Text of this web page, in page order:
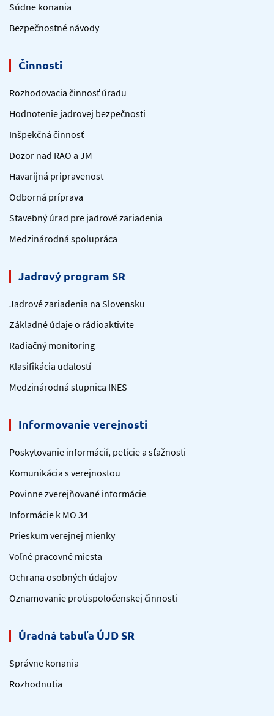
Súdne konania
Bezpečnostné návody
Činnosti
Rozhodovacia činnosť úradu
Hodnotenie jadrovej bezpečnosti
Inšpekčná činnosť
Dozor nad RAO a JM
Havarijná pripravenosť
Odborná príprava
Stavebný úrad pre jadrové zariadenia
Medzinárodná spolupráca
Jadrový program SR
Jadrové zariadenia na Slovensku
Základné údaje o rádioaktivite
Radiačný monitoring
Klasifikácia udalostí
Medzinárodná stupnica INES
Informovanie verejnosti
Poskytovanie informácií, petície a sťažnosti
Komunikácia s verejnosťou
Povinne zverejňované informácie
Informácie k MO 34
Prieskum verejnej mienky
Voľné pracovné miesta
Ochrana osobných údajov
Oznamovanie protispoločenskej činnosti
Úradná tabuľa ÚJD SR
Správne konania
Rozhodnutia